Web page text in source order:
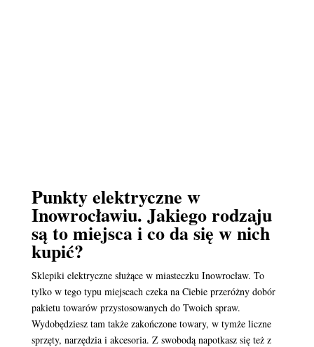
Punkty elektryczne w
Inowrocławiu. Jakiego rodzaju
są to miejsca i co da się w nich
kupić?
Sklepiki elektryczne służące w miasteczku Inowrocław. To
tylko w tego typu miejscach czeka na Ciebie przeróżny dobór
pakietu towarów przystosowanych do Twoich spraw.
Wydobędziesz tam także zakończone towary, w tymże liczne
sprzęty, narzędzia i akcesoria. Z swobodą napotkasz się też z